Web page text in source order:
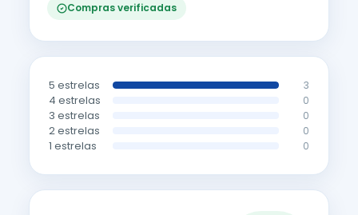
Compras verificadas
5 estrelas 3
4 estrelas 0
3 estrelas 0
2 estrelas 0
1 estrelas 0